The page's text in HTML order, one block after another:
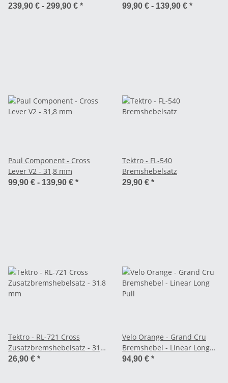
239,90 € - 299,90 € * 99,90 € - 139,90 € *
Paul Component - Cross
Lever V2 - 31,8 mm
99,90 € - 139,90 € *
Tektro - FL-540
Bremshebelsatz
29,90 € *
Tektro - RL-721 Cross
Zusatzbremshebelsatz - 31,8
mm
26,90 € *
Velo Orange - Grand Cru
Bremshebel - Linear Long
Pull
94,90 € *